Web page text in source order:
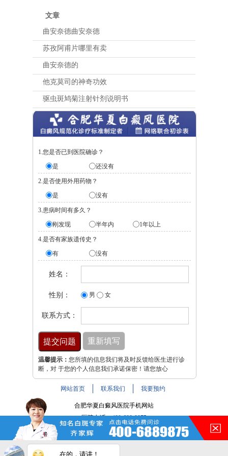
文章
曲安奈德曲安奈德
苏孜阿甫片哪里有卖
曲安奈德的
他克莫司的神奇功效
驱虫斑鸠菊注射针剂说明书
1.您是否已到医院确诊？
是
还没有
2.是否使用外用药物？
是
没有
3.患病时间有多久？
刚发现
半年内 1年以上
4.是否有家族遗传史？
有
没有
姓名：
性别： 男 女
联系方式：
温馨提示： 您所填的信息我们将及时反馈给医生进行诊
断，对 于您的个人信息我们承诺保密！请您放心
网站首页 联系我们 我要预约
合肥华夏白癜风医院手机网站
医院电话：400-688-9875
医院地址：合肥市铜陵路与裕溪路交叉路口
注：本网站信息仅供参考，不能作为诊断及医疗依据，服用
药物或进行治疗时请遵医嘱。如有转载或引用文章涉及版权
在的，请讲！